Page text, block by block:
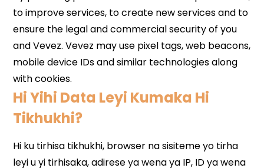
Hi Yihi Data Leyi Kumaka Hi
Tikhukhi?